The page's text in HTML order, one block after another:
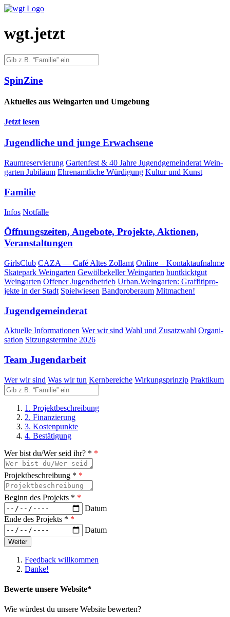
wgt.jetzt
Spin­Zi­ne
Aktu­el­les aus Wein­gar­ten und Umgebung
Jetzt lesen
Jugend­li­che und jun­ge Erwachsene
Raum­re­ser­vie­rung Gar­ten­fest & 40 Jah­re Jugend­ge­mein­de­rat Wein­
gar­ten Jubiläum Ehren­amt­li­che Würdigung Kul­tur und Kunst
Fami­lie
Infos Not­fäl­le
Öff­nungs­zei­ten, Ange­bo­te, Pro­jek­te, Aktio­nen,
Veranstaltungen
Girls­Club CAZA — Café Altes Zollamt Online – Kontaktaufnahme
Skate­park Weingarten Gewöl­be­kel­ler Weingarten bunt­kickt­gut
Weingarten Offe­ner Jugendbetrieb Urban.Weingarten: Graf­fi­ti­pro­
jek­te in der Stadt Spiel­wie­sen Band­pro­be­raum Mit­ma­chen!
Jugend­ge­mein­de­rat
Aktu­el­le Informationen Wer wir sind Wahl und Zusatzwahl Orga­ni­
sa­ti­on Sit­zungs­ter­mi­ne 2026
Team Jugend­ar­beit
Wer wir sind Was wir tun Kern­be­rei­che Wir­kungs­prin­zip Prak­ti­kum
1. Projektbeschreibung
2. Finanzierung
3. Kostenpunkte
4. Bestätigung
Wer bist du/Wer seid ihr? * *
Projektbeschreibung * *
Beginn des Projekts * *
Datum
Ende des Projekts * *
Datum
Feedback willkommen
Danke!
Bewerte unsere Website*
Wie würdest du unsere Website bewerten?